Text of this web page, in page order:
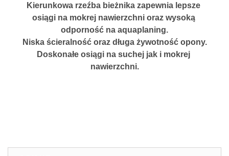
Kierunkowa rzeźba bieżnika zapewnia lepsze
osiągi na mokrej nawierzchni oraz wysoką
odporność na aquaplaning.
Niska ścieralność oraz długa żywotność opony.
Doskonałe osiągi na suchej jak i mokrej
nawierzchni.